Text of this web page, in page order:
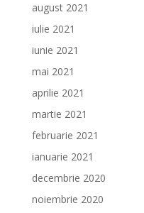
august 2021
iulie 2021
iunie 2021
mai 2021
aprilie 2021
martie 2021
februarie 2021
ianuarie 2021
decembrie 2020
noiembrie 2020